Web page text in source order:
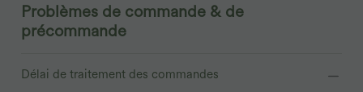
Problèmes de commande & de
précommande
Délai de traitement des commandes